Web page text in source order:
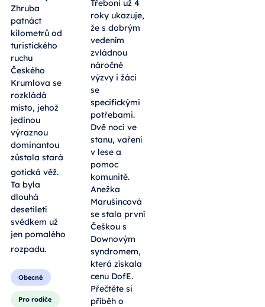
Zhruba
patnáct
kilometrů od
turistického
ruchu
Českého
Krumlova se
rozkládá
místo, jehož
jedinou
výraznou
dominantou
zůstala stará
gotická věž.
Ta byla
dlouhá
desetiletí
svědkem už
jen pomalého
rozpadu.
Obecné
Pro rodiče
Třeboni už 4
roky ukazuje,
že s dobrým
vedením
zvládnou
náročné
výzvy i žáci
se
specifickými
potřebami.
Dvě noci ve
stanu, vaření
v lese a
pomoc
komunitě.
Anežka
Marušincová
se stala první
Češkou s
Downovým
syndromem,
která získala
cenu DofE.
Přečtěte si
příběh o